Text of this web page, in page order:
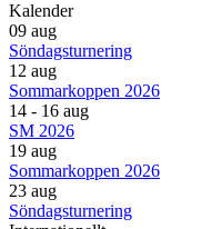
Kalender
09 aug
Söndagsturnering
12 aug
Sommarkoppen 2026
14 - 16 aug
SM 2026
19 aug
Sommarkoppen 2026
23 aug
Söndagsturnering